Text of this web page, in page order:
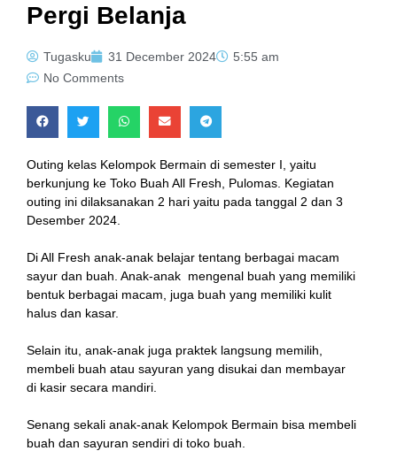
Pergi Belanja
Tugasku 31 December 2024
5:55 am
No Comments
Outing kelas Kelompok Bermain di semester I, yaitu
berkunjung ke Toko Buah All Fresh, Pulomas. Kegiatan
outing ini dilaksanakan 2 hari yaitu pada tanggal 2 dan 3
Desember 2024.
Di All Fresh anak-anak belajar tentang berbagai macam
sayur dan buah. Anak-anak mengenal buah yang memiliki
bentuk berbagai macam, juga buah yang memiliki kulit
halus dan kasar.
Selain itu, anak-anak juga praktek langsung memilih,
membeli buah atau sayuran yang disukai dan membayar
di kasir secara mandiri.
Senang sekali anak-anak Kelompok Bermain bisa membeli
buah dan sayuran sendiri di toko buah.